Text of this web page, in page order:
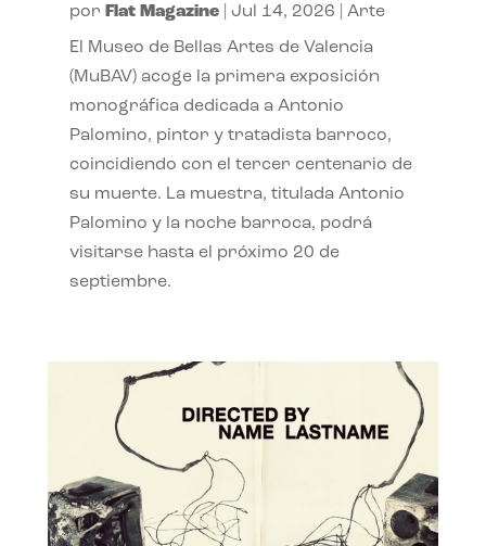
por Flat Magazine| Jul 14, 2026 Arte
El Museo de Bellas Artes de Valencia
(MuBAV) acoge la primera exposición
monográfica dedicada a Antonio
Palomino, pintor y tratadista barroco,
coincidiendo con el tercer centenario de
su muerte. La muestra, titulada Antonio
Palomino y la noche barroca, podrá
visitarse hasta el próximo 20 de
septiembre.